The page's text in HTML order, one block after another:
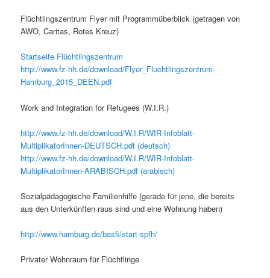
Flüchtlingszentrum Flyer mit Programmüberblick (getragen von
AWO, Caritas, Rotes Kreuz)
Startseite Flüchtlingszentrum
http://www.fz-hh.de/download/Flyer_Fluchtlingszentrum-
Hamburg_2015_DEEN.pdf
Work and Integration for Refugees (W.I.R.)
http://www.fz-hh.de/download/W.I.R/WIR-Infoblatt-
MultiplikatorInnen-DEUTSCH.pdf (deutsch)
http://www.fz-hh.de/download/W.I.R/WIR-Infoblatt-
MultiplikatorInnen-ARABISCH.pdf (arabisch)
Sozialpädagogische Familienhilfe (gerade für jene, die bereits
aus den Unterkünften raus sind und eine Wohnung haben)
http://www.hamburg.de/basfi/start-spfh/
Privater Wohnraum für Flüchtlinge